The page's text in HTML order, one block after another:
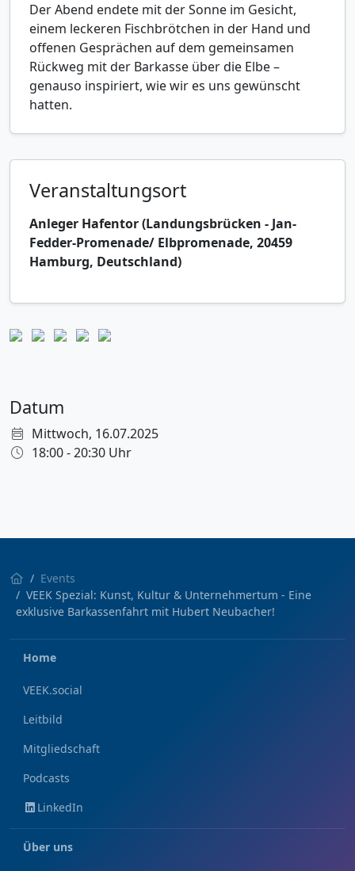
Der Abend endete mit der Sonne im Gesicht,
einem leckeren Fischbrötchen in der Hand und
offenen Gesprächen auf dem gemeinsamen
Rückweg mit der Barkasse über die Elbe –
genauso inspiriert, wie wir es uns gewünscht
hatten.
Veranstaltungsort
Anleger Hafentor (Landungsbrücken - Jan-
Fedder-Promenade/ Elbpromenade, 20459
Hamburg, Deutschland)
Datum
Mittwoch, 16.07.2025
18:00 - 20:30 Uhr
Events
VEEK Spezial: Kunst, Kultur & Unternehmertum - Eine
exklusive Barkassenfahrt mit Hubert Neubacher!
Home
VEEK.social
Leitbild
Mitgliedschaft
Podcasts
LinkedIn
Über uns